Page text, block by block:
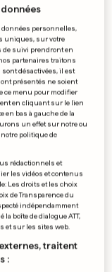
l'électricité
données personnelles,
uniques, sur votre
de suivi prendront en
partenaires traitons
désactivées, il est
présentés ne soient
ce menu pour modifier
en cliquant sur le lien
en bas à gauche de la
un effet sur notre ou
politique de
rédactionnels et
les vidéos et contenus
Les droits et les choix
de Transparence du
indépendamment
boîte de dialogue ATT,
et sur les sites web.
traitent
: